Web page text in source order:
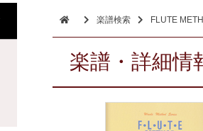
楽譜検索 FLUTE
楽譜・詳細情